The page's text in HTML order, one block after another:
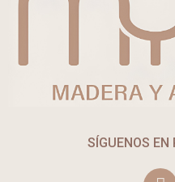
SÍGUENOS EN